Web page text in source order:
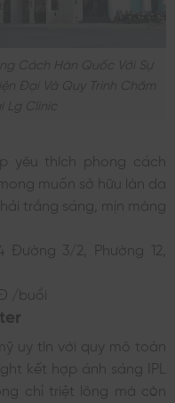
Cách Hàn Quốc Với Sự
Đại Và Quy Trình Chăm
Lg Clinic
yêu thích phong cách
muốn sở hữu làn da
trắng sáng, mịn màng
Đường 3/2, Phường 12,
/buổi
uy tín với quy mô toàn
kết hợp ánh sáng IPL
chỉ triệt lông mà còn